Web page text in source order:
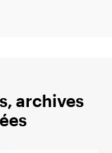
archives